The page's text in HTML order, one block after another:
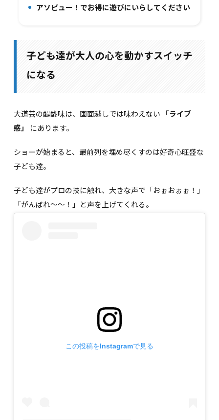
アソビュー！でお得に遊びにいらしてください
子ども達が大人の心を動かすスイッチ
になる
大道芸の醍醐味は、画面越しでは味わえない
「ライブ
感」
にあります。
ショーが始まると、最前列を埋め尽くすのは好奇心旺盛な
子ども達。
子ども達がプロの技に触れ、大きな声で「おぉおぉぉ！」
「がんばれ〜〜！」と声を上げてくれる。
この投稿をInstagramで見る